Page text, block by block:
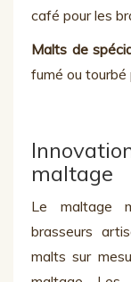
café pour les
Malts de
fumé ou tourbé
maltage
Le maltage
brasseurs
malts sur